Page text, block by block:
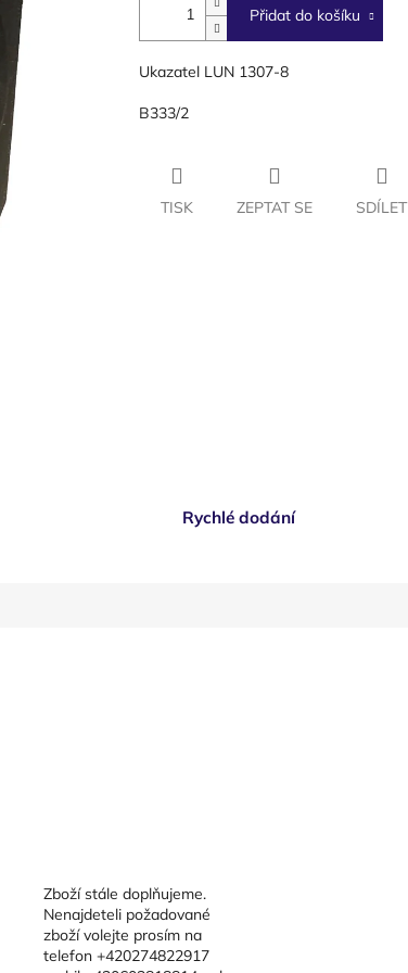
Přidat do košíku
Ukazatel LUN 1307-8
B333/2
TISK ZEPTAT SE SDÍLET
Rychlé dodání
Zboží stále doplňujeme.
Nenajdeteli požadované
zboží volejte prosím na
telefon +420274822917